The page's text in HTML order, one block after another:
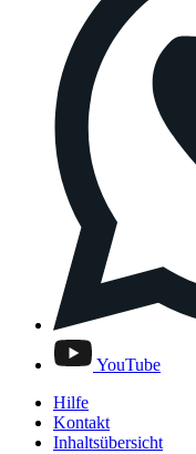
YouTube
Hilfe
Kontakt
Inhaltsübersicht